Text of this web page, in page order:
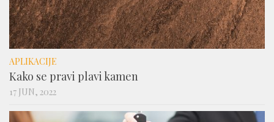
APLIKACIJE
Kako se pravi plavi kamen
17 JUN, 2022